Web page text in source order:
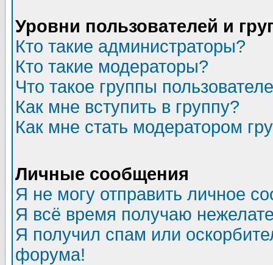
Уровни пользователей и
Кто такие администраторы?
Кто такие модераторы?
Что такое группы
Как мне вступить в группу?
Как мне стать модератором
Личные сообщения
Я не могу отправить личное
Я всё время получаю
Я получил спам или
форума!